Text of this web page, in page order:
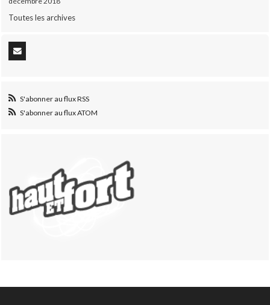
Toutes les archives
S'abonner au flux RSS
S'abonner au flux ATOM